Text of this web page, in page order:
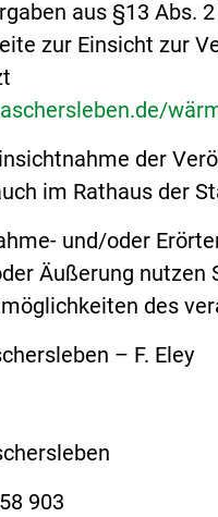
aus §13 Abs.
zur Einsicht zur
der
im Rathaus der
und/oder
Äußerung nutzen
des
– F. Eley
903